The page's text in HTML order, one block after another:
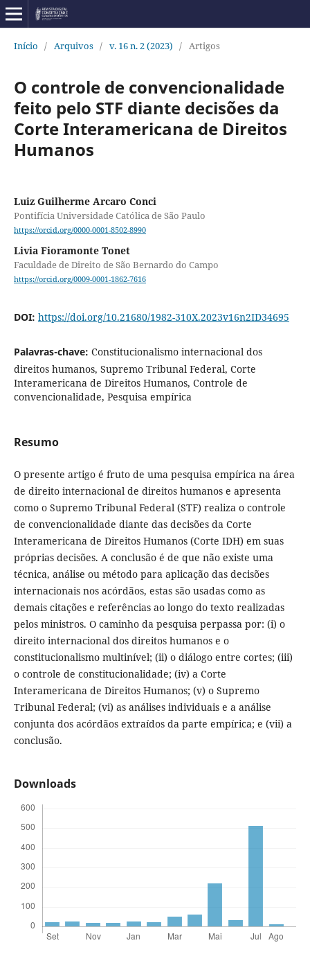
Início / Arquivos / v. 16 n. 2 (2023) / Artigos
O controle de convencionalidade
feito pelo STF diante decisões da
Corte Interamericana de Direitos
Humanos
Luiz Guilherme Arcaro Conci
Pontifícia Universidade Católica de São Paulo
https://orcid.org/0000-0001-8502-8990
Livia Fioramonte Tonet
Faculdade de Direito de São Bernardo do Campo
https://orcid.org/0009-0001-1862-7616
DOI: https://doi.org/10.21680/1982-310X.2023v16n2ID34695
Palavras-chave: Constitucionalismo internacional dos
direitos humanos, Supremo Tribunal Federal, Corte
Interamericana de Direitos Humanos, Controle de
convencionalidade, Pesquisa empírica
Resumo
O presente artigo é fruto de uma pesquisa empírica na área
de direito internacional de direitos humanos e apresenta
como o Supremo Tribunal Federal (STF) realiza o controle
de convencionalidade diante das decisões da Corte
Interamericana de Direitos Humanos (Corte IDH) em suas
próprias decisões. A conclusão é de que não existe uma
técnica, análise ou método para aplicação das decisões
internacionais nos acórdãos, estas são usadas como as
demais citações e referências ao longo do texto realizadas
pelos ministros. O caminho da pesquisa perpassa por: (i) o
direito internacional dos direitos humanos e o
constitucionalismo multinível; (ii) o diálogo entre cortes; (iii)
o controle de constitucionalidade; (iv) a Corte
Interamericana de Direitos Humanos; (v) o Supremo
Tribunal Federal; (vi) as análises individuais e a análise
conjunta dos acórdãos extraídos da parte empírica; e (vii) a
conclusão.
Downloads